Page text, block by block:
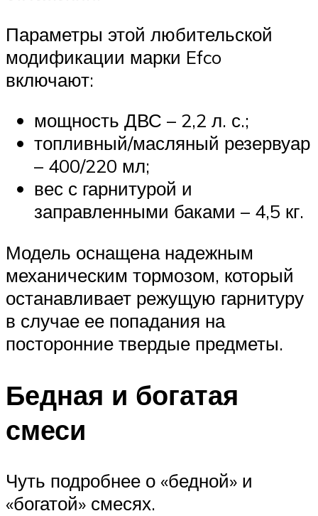
Параметры этой любительской
модификации марки Efco
включают:
мощность ДВС – 2,2 л. с.;
топливный/масляный резервуар
– 400/220 мл;
вес с гарнитурой и
заправленными баками – 4,5 кг.
Модель оснащена надежным
механическим тормозом, который
останавливает режущую гарнитуру
в случае ее попадания на
посторонние твердые предметы.
Бедная и богатая
смеси
Чуть подробнее о «бедной» и
«богатой» смесях.